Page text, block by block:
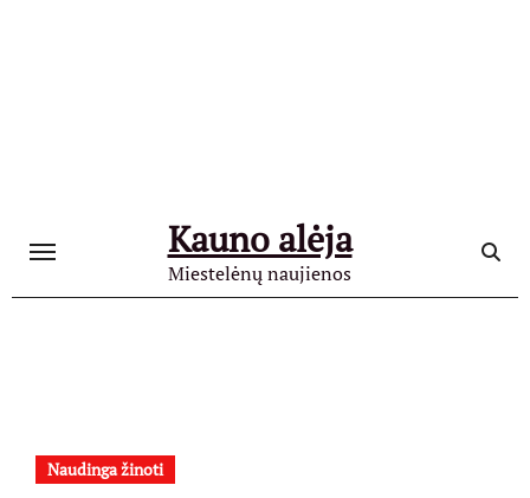
Kauno alėja
Miestelėnų naujienos
Naudinga žinoti